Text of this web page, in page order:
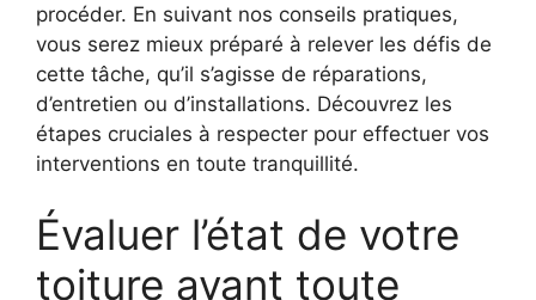
procéder. En suivant nos conseils pratiques,
vous serez mieux préparé à relever les défis de
cette tâche, qu’il s’agisse de réparations,
d’entretien ou d’installations. Découvrez les
étapes cruciales à respecter pour effectuer vos
interventions en toute tranquillité.
Évaluer l’état de votre
toiture avant toute